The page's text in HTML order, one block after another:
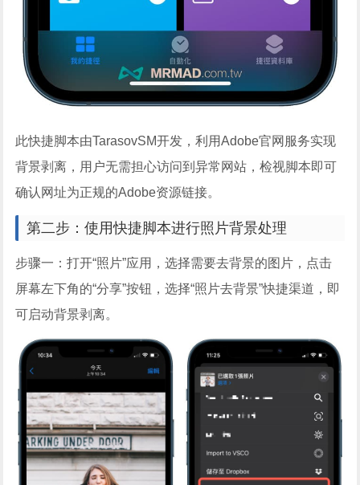
此快捷脚本由TarasovSM开发，利用Adobe官网服务实现
背景剥离，用户无需担心访问到异常网站，检视脚本即可
确认网址为正规的Adobe资源链接。
第二步：使用快捷脚本进行照片背景处理
步骤一：打开“照片”应用，选择需要去背景的图片，点击
屏幕左下角的“分享”按钮，选择“照片去背景”快捷渠道，即
可启动背景剥离。